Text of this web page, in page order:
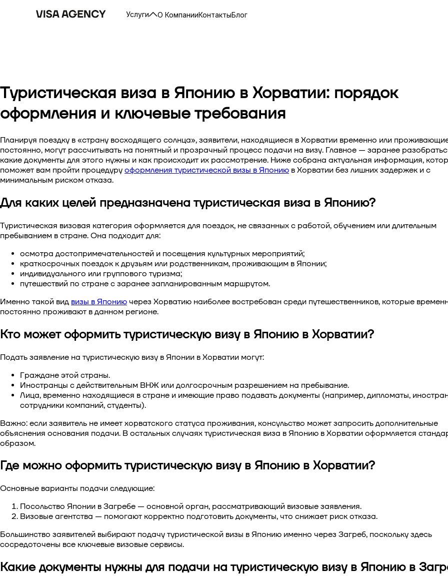
Услуги О КомпанииКонтактыБлог
Туристическая виза в Японию в Хорватии: порядок
оформления и ключевые требования
Планируя поездку в «страну восходящего солнца», заявители, находящиеся в Хорватии временно или
постоянно, могут рассчитывать на понятный и прозрачный процесс подачи на визу. Главное — заранее
какие документы для этого нужны и как происходит их рассмотрение. Ниже собрана актуальная информация,
поможет вам пройти процедуру оформления туристической визы в Японию в Хорватии без лишних задержек и с
минимальным риском отказа.
Для каких целей предназначена туристическая виза в Японию?
Туристическая визовая категория оформляется для поездок, не связанных с работой, обучением или длительным
пребыванием в стране. Она подходит для:
осмотра достопримечательностей и посещения культурных мероприятий;
краткосрочных поездок к друзьям или родственникам, проживающим в Японии;
индивидуального или группового туризма;
путешествий по стране с заранее запланированным маршрутом.
Именно такой вид визы в Японию через Хорватию наиболее востребован среди путешественников, которые
постоянно проживают в данном регионе.
Кто может оформить туристическую визу в Японию в Хорватии?
Подать заявление на туристическую визу в Японии в Хорватии могут:
Граждане этой страны.
Иностранцы с действительным ВНЖ или долгосрочным разрешением на пребывание.
Лица, временно находящиеся в стране и имеющие право подавать документы (например, дипломаты,
сотрудники компаний, студенты).
Важно: если заявитель не имеет хорватского статуса проживания, консульство может запросить дополнительные
объяснения основания подачи. В остальных случаях туристическая виза в Японию в Хорватии оформляется
образом.
Где можно оформить туристическую визу в Японию в Хорватии?
Основные варианты подачи следующие:
Посольство Японии в Загребе — основной орган, рассматривающий визовые заявления.
Визовые агентства — помогают корректно подготовить документы, что снижает риск отказа.
Большинство заявителей выбирают подачу туристической визы в Японию именно через Загреб, поскольку здесь
сосредоточены все ключевые визовые сервисы.
Какие документы нужны для подачи на туристическую визу в Японию в